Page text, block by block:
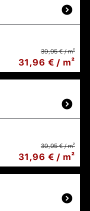
39,95 € / m²
31,96 € / m²
39,95 € / m²
31,96 € / m²